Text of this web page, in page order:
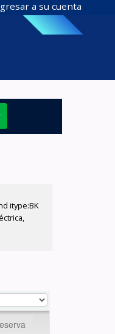
a su cuenta
itype:BK